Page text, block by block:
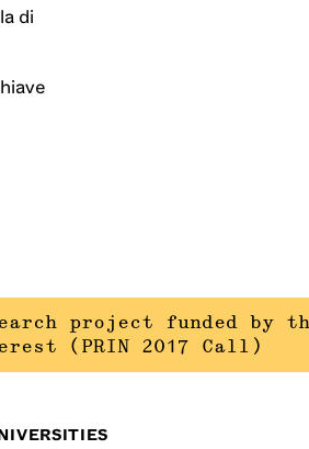
di
project funded by
(PRIN 2017 Call)